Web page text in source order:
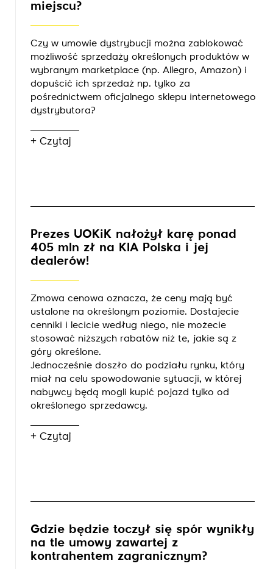
miejscu?
Czy w umowie dystrybucji można zablokować
możliwość sprzedaży określonych produktów w
wybranym marketplace (np. Allegro, Amazon) i
dopuścić ich sprzedaż np. tylko za
pośrednictwem oficjalnego sklepu internetowego
dystrybutora?
+ Czytaj
Prezes UOKiK nałożył karę ponad
405 mln zł na KIA Polska i jej
dealerów!
Zmowa cenowa oznacza, że ceny mają być
ustalone na określonym poziomie. Dostajecie
cenniki i lecicie według niego, nie możecie
stosować niższych rabatów niż te, jakie są z
góry określone.
Jednocześnie doszło do podziału rynku, który
miał na celu spowodowanie sytuacji, w której
nabywcy będą mogli kupić pojazd tylko od
określonego sprzedawcy.
+ Czytaj
Gdzie będzie toczył się spór wynikły
na tle umowy zawartej z
kontrahentem zagranicznym?